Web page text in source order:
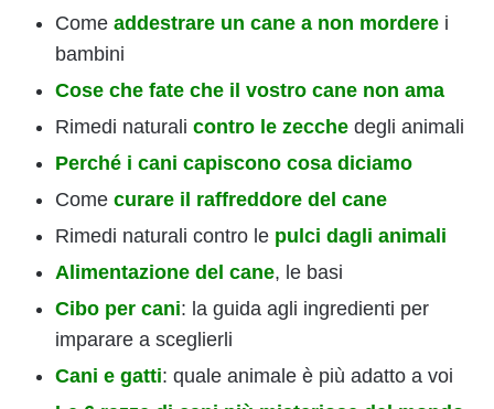
Come addestrare un cane a non mordere i
bambini
Cose che fate che il vostro cane non ama
Rimedi naturali contro le zecche degli animali
Perché i cani capiscono cosa diciamo
Come curare il raffreddore del cane
Rimedi naturali contro le pulci dagli animali
Alimentazione del cane, le basi
Cibo per cani: la guida agli ingredienti per
imparare a sceglierli
Cani e gatti: quale animale è più adatto a voi